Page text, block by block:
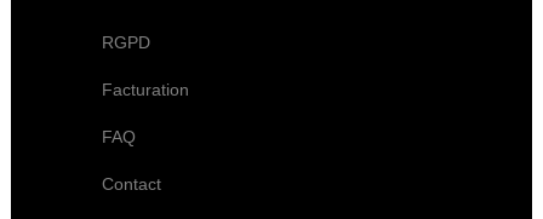
RGPD
Facturation
FAQ
Contact